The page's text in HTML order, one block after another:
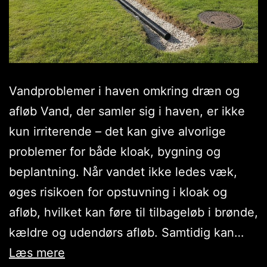
Vandproblemer i haven omkring dræn og
afløb Vand, der samler sig i haven, er ikke
kun irriterende – det kan give alvorlige
problemer for både kloak, bygning og
beplantning. Når vandet ikke ledes væk,
øges risikoen for opstuvning i kloak og
afløb, hvilket kan føre til tilbageløb i brønde,
kældre og udendørs afløb. Samtidig kan…
Læs mere